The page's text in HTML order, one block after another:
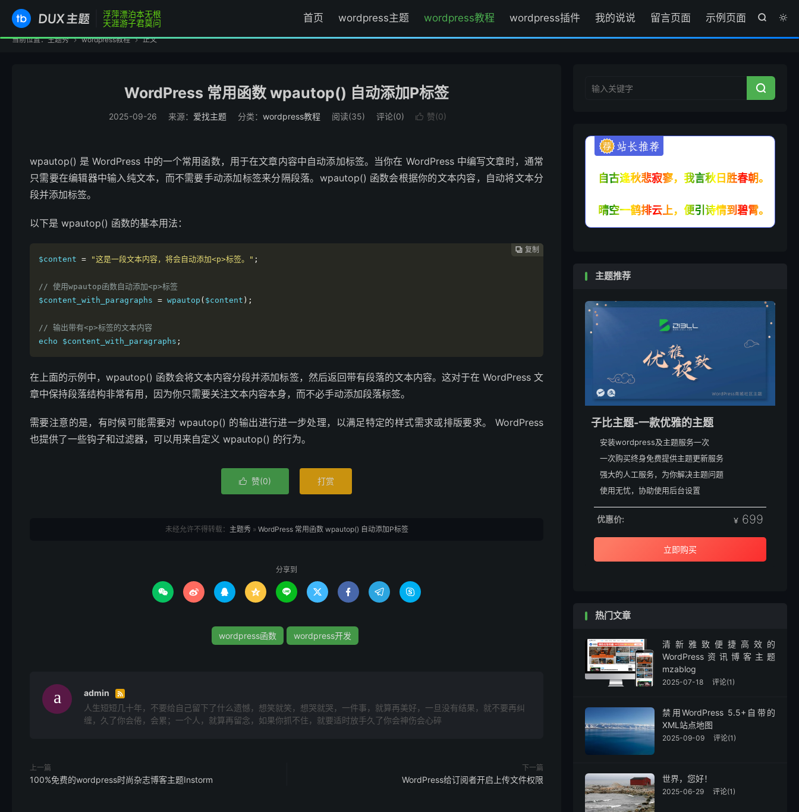
浮萍漂泊本无根
天涯游子君莫问


首页 wordpress主题 wordpress教程 wordpress插件 我的说说 留言页面 示例页面
当前位置：主题秀  wordpress教程  正文
WordPress 常用函数 wpautop() 自动添加P标签
2025-09-26 来源： 爱找主题 分类： wordpress教程 阅读(35) 评论(0)  赞(0)
wpautop() 是 WordPress 中的一个常用函数，用于在文章内容中自动添加标签。当你在 WordPress 中编写文章时，通常
只需要在编辑器中输入纯文本，而不需要手动添加标签来分隔段落。wpautop() 函数会根据你的文本内容，自动将文本分
段并添加标签。
以下是 wpautop() 函数的基本用法：
 复制
 复制
 复制
$content = "这是一段文本内容，将会自动添加<p>标签。" ;
// 使用wpautop函数自动添加<p>标签
$content_with_paragraphs = wpautop ( $content );
// 输出带有<p>标签的文本内容
echo $content_with_paragraphs ;
在上面的示例中，wpautop() 函数会将文本内容分段并添加标签，然后返回带有段落的文本内容。这对于在 WordPress 文
章中保持段落结构非常有用，因为你只需要关注文本内容本身，而不必手动添加段落标签。
需要注意的是，有时候可能需要对 wpautop() 的输出进行进一步处理，以满足特定的样式需求或排版要求。 WordPress
也提供了一些钩子和过滤器，可以用来自定义 wpautop() 的行为。
 赞(0) 打赏
未经允许不得转载： 主题秀» WordPress 常用函数 wpautop() 自动添加P标签
分享到
        
wordpress函数 wordpress开发
admin 
人生短短几十年，不要给自己留下了什么遗憾，想笑就笑，想哭就哭，一件事，就算再美好，一旦没有结果，就不要再纠
缠，久了你会倦，会累；一个人，就算再留念，如果你抓不住，就要适时放手久了你会神伤会心碎
上一篇
100%免费的wordpress时尚杂志博客主题Instorm
下一篇
WordPress给订阅者开启上传文件权限

自古逢秋悲寂寥，我言秋日胜春朝。
晴空一鹤排云上，便引诗情到碧霄。
主题推荐
子比主题-一款优雅的主题
安装wordpress及主题服务一次
一次购买终身免费提供主题更新服务
强大的人工服务，为你解决主题问题
使用无忧，协助使用后台设置
￥ 699
优惠价:
立即购买
热门文章
清新雅致便捷高效的
WordPress资讯博客主题
mzablog
2025-07-18 评论(1)
禁用WordPress 5.5+自带的
XML站点地图
2025-09-09 评论(1)
世界，您好！
2025-06-29 评论(1)